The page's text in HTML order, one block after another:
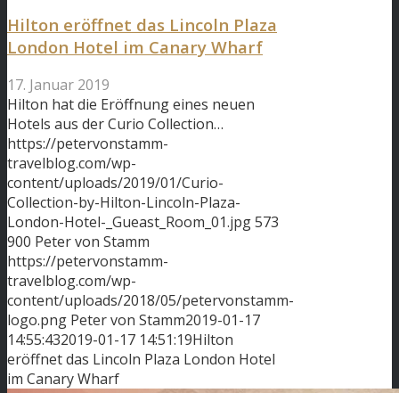
Hilton eröffnet das Lincoln Plaza
London Hotel im Canary Wharf
17. Januar 2019
Hilton hat die Eröffnung eines neuen
Hotels aus der Curio Collection…
https://petervonstamm-
travelblog.com/wp-
content/uploads/2019/01/Curio-
Collection-by-Hilton-Lincoln-Plaza-
London-Hotel-_Gueast_Room_01.jpg573
900 Peter von Stamm
https://petervonstamm-
travelblog.com/wp-
content/uploads/2018/05/petervonstamm-
logo.png Peter von Stamm2019-01-17
14:55:432019-01-17 14:51:19Hilton
eröffnet das Lincoln Plaza London Hotel
im Canary Wharf